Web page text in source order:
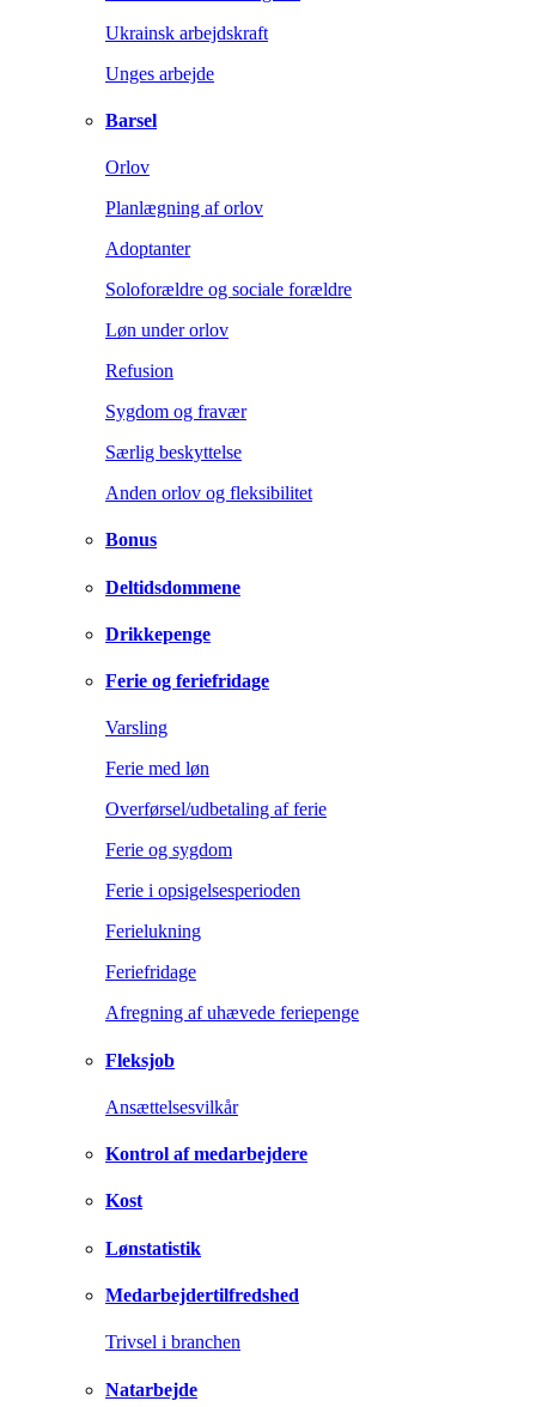
Ukrainsk arbejdskraft
Unges arbejde
Barsel
Orlov
Planlægning af orlov
Adoptanter
Soloforældre og sociale forældre
Løn under orlov
Refusion
Sygdom og fravær
Særlig beskyttelse
Anden orlov og fleksibilitet
Bonus
Deltidsdommene
Drikkepenge
Ferie og feriefridage
Varsling
Ferie med løn
Overførsel/udbetaling af ferie
Ferie og sygdom
Ferie i opsigelsesperioden
Ferielukning
Feriefridage
Afregning af uhævede feriepenge
Fleksjob
Ansættelsesvilkår
Kontrol af medarbejdere
Kost
Lønstatistik
Medarbejdertilfredshed
Trivsel i branchen
Natarbejde